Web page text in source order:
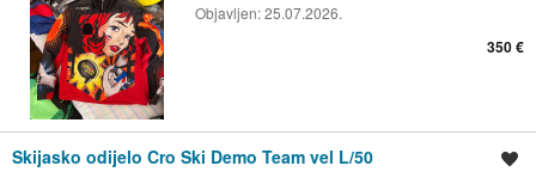
Objavljen:25.07.2026.
350 €
Skijasko odijelo Cro Ski Demo Team vel L/50